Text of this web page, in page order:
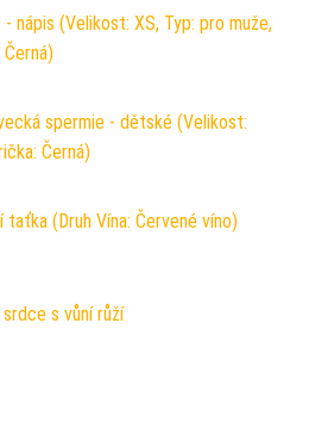
nápis (Velikost: XS, Typ: pro muže,
spermie - dětské (Velikost:
Černá)
taťka (Druh Vína: Červené víno)
s vůní růží